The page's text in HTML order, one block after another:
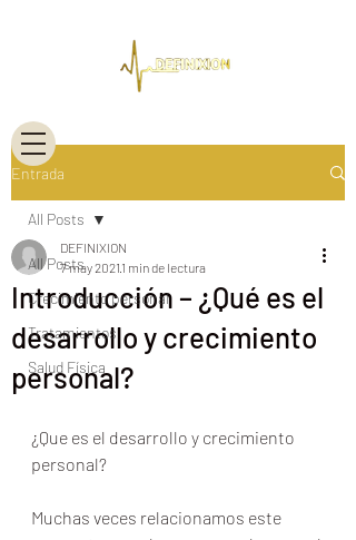
Entrada
All Posts
Crecimiento personal
Tratamientos
Salud Física
All Posts
Introducción – ¿Qué es el
desarrollo y crecimiento
personal?
DEFINIXION
7 may 2021 1 min de lectura
¿Que es el desarrollo y crecimiento
personal?
Muchas veces relacionamos este